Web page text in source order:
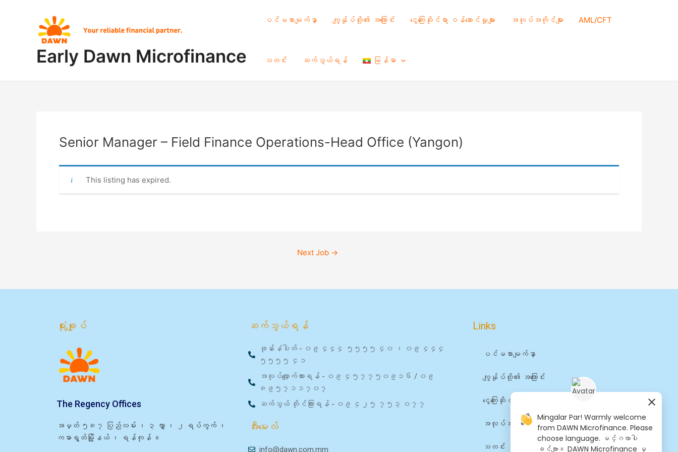
Early Dawn Microfinance
ပင်မစာမျက်နှာ ကျွန်ုပ်တို့၏ အကြောင်း ငွေကြေးဆိုင်ရာ ဝန်ဆောင်မှုများ အလုပ်အကိုင်များ AML/CFT
သတင်း ဆက်သွယ်ရန် မြန်မာ
Senior Manager – Field Finance Operations-Head Office (Yangon)
This listing has expired.
navigation
Next Job →
ရုံးချုပ်
The Regency Offices
အမှတ် ၅၈၇ ပြည်လမ်း ၊ ၃ လွှာ ၊ ၂ ရပ်ကွက် ၊
ကမာရွတ်မြို့နယ် ၊ ရန်ကုန် ။
ဆက်သွယ်ရန်
ဖုန်းနံပါတ် - ၀၉ ၄၄၄ ၅၅၅၅ ၄၀ ၊ ၀၉ ၄၄၄
၅၅၅၅ ၄၁
အလုပ်လျှောက်ထားရန် - ၀၉ ၄၅၇၇၅၀၉၁၆ / ၀၉
၈၉၅၇၁၁၇၀၇
ဆက်သွယ် တိုင်ကြားရန် - ၀၉ ၄၂၅ ၇၅၃ ၀၇၇
အီးမေးလ်
info@dawn.com.mm
Links
ပင်မစာမျက်နှာ
ကျွန်ုပ်တို့၏ အကြောင်း
ငွေကြေးဆိုင်ရာ ဝန်ဆောင်မှုများ
အလုပ်အကိုင်များ
သတင်း
Mingalar Par! Warmly welcome
from DAWN Microfinance. Please
choose language. မင်္ဂလာပါ
ခင်ဗျာ။ DAWN Microfinance မှ